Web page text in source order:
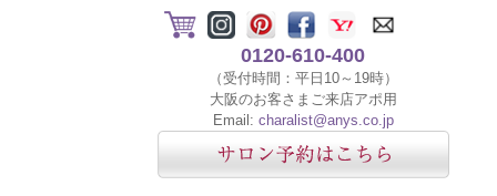
0120-610-400
（受付時間：平日10～19時）
大阪のお客さまご来店アポ用
Email: charalist@anys.co.jp